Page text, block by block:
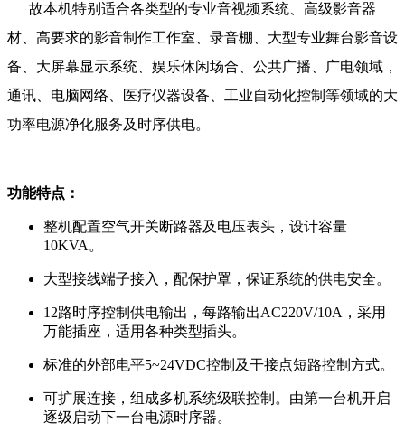
故本机特别适合各类型的专业音视频系统、高级影音器
材、高要求的影音制作工作室、录音棚、大型专业舞台影音设
备、大屏幕显示系统、娱乐休闲场合、公共广播、广电领域，
通讯、电脑网络、医疗仪器设备、工业自动化控制等领域的大
功率电源净化服务及时序供电。
功能特点：
整机配置空气开关断路器及电压表头，设计容量
10KVA。
大型接线端子接入，配保护罩，保证系统的供电安全。
12路时序控制供电输出，每路输出AC220V/10A，采用
万能插座，适用各种类型插头。
标准的外部电平5~24VDC控制及干接点短路控制方式。
可扩展连接，组成多机系统级联控制。由第一台机开启
逐级启动下一台电源时序器。